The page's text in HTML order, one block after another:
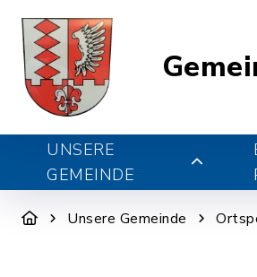
UNSERE
GEMEINDE
Unsere Gemeinde